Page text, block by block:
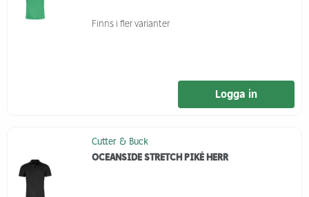
Finns i fler varianter
Logga in
Cutter & Buck
OCEANSIDE STRETCH PIKÉ HERR